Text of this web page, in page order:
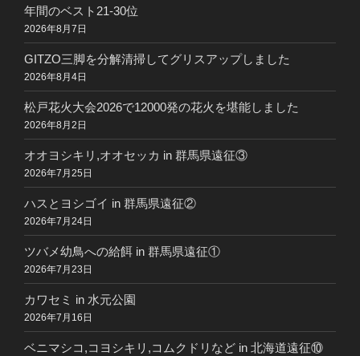
年間のベスト21-30位
2026年8月7日
GITZO三脚を分解清掃してグリスアップしました
2026年8月4日
松戸花火大会2026で12000発の花火を堪能しました
2026年8月2日
オオヨシキリ,オオセッカ in 群馬県遠征③
2026年7月25日
ハスとヨシゴイ in 群馬県遠征②
2026年7月24日
ツバメ幼鳥への給餌 in 群馬県遠征①
2026年7月23日
カワセミ in 水元公園
2026年7月16日
ベニマシコ,コヨシキリ,コムクドリなど in 北海道遠征⑩